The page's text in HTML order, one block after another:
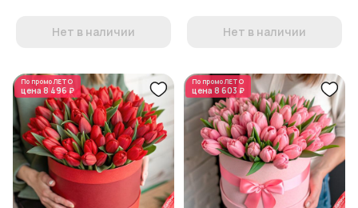
Нет в наличии Нет в наличии
По промоЛЕТО
цена 8 496 ₽
По промоЛЕТО
цена 8 603 ₽